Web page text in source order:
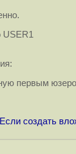
USER1
первым
создать